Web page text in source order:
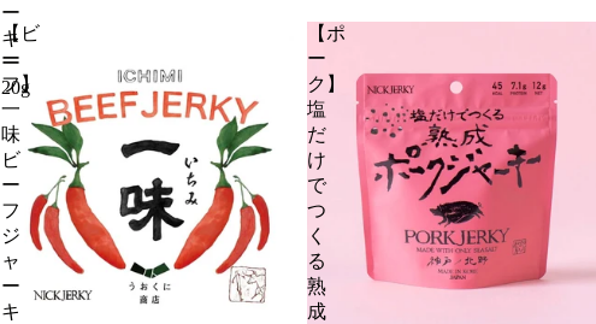
ー
キ
ー
20g
【ビ
ー
フ】
一
味
ビ
ー
フ
ジ
ャ
ー
キ
【ポ
ー
ク】
塩
だ
け
で
つ
く
る
熟
成